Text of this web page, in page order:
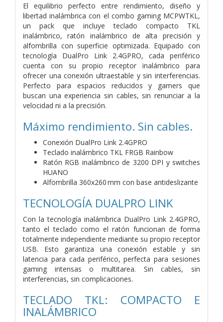
El equilibrio perfecto entre rendimiento, diseño y
libertad inalámbrica con el combo gaming MCPWTKL,
un pack que incluye teclado compacto TKL
inalámbrico, ratón inalámbrico de alta precisión y
alfombrilla con superficie optimizada. Equipado con
tecnología DualPro Link 2.4GPRO, cada periférico
cuenta con su propio receptor inalámbrico para
ofrecer una conexión ultraestable y sin interferencias.
Perfecto para espacios reducidos y gamers que
buscan una experiencia sin cables, sin renunciar a la
velocidad ni a la precisión.
Máximo rendimiento. Sin cables.
Conexión DualPro Link 2.4GPRO
Teclado inalámbrico TKL FRGB Rainbow
Ratón RGB inalámbrico de 3200 DPI y switches
HUANO
Alfombrilla 360x260 mm con base antideslizante
TECNOLOGÍA DUALPRO LINK
Con la tecnología inalámbrica DualPro Link 2.4GPRO,
tanto el teclado como el ratón funcionan de forma
totalmente independiente mediante su propio receptor
USB. Esto garantiza una conexión estable y sin
latencia para cada periférico, perfecta para sesiones
gaming intensas o multitarea. Sin cables, sin
interferencias, sin complicaciones.
TECLADO TKL: COMPACTO E
INALÁMBRICO